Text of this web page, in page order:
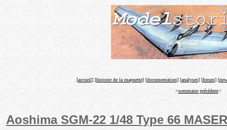
[accueil] [histoire de la maquette] [documentation] [analyses] [forum] [
>sommaire précédent<
Aoshima SGM-22 1/48 Type 66 MASER